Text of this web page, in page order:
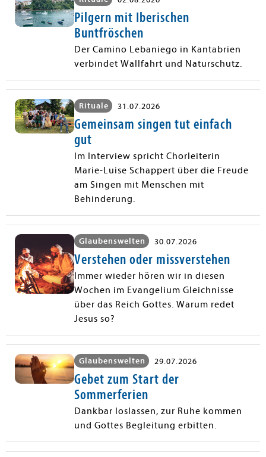
Pilgern mit Iberischen
Buntfröschen
Der Camino Lebaniego in Kantabrien
verbindet Wallfahrt und Naturschutz.
Rituale 31.07.2026
Gemeinsam singen tut einfach
gut
Im Interview spricht Chorleiterin
Marie-Luise Schappert über die Freude
am Singen mit Menschen mit
Behinderung.
Glaubenswelten 30.07.2026
Verstehen oder missverstehen
Immer wieder hören wir in diesen
Wochen im Evangelium Gleichnisse
über das Reich Gottes. Warum redet
Jesus so?
Glaubenswelten 29.07.2026
Gebet zum Start der
Sommerferien
Dankbar loslassen, zur Ruhe kommen
und Gottes Begleitung erbitten.